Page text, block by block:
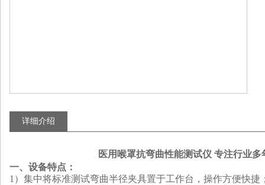
详细介绍
医用喉罩抗弯曲性能测试仪 专注行业多
一、设备特点 ：
1）集中将标准测试弯曲半径夹具置于工作台，操作方便快捷